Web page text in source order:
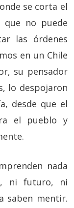
se corta el
que no puede
las órdenes
en un Chile
su pensador
lo despojaron
desde que el
el pueblo y
nada
ni futuro, ni
saben mentir.